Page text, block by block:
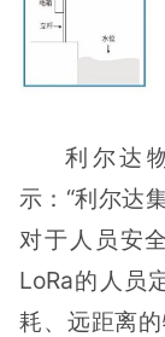
利尔达
示：“利尔达
对于人员安
LoRa的人员
耗、远距离